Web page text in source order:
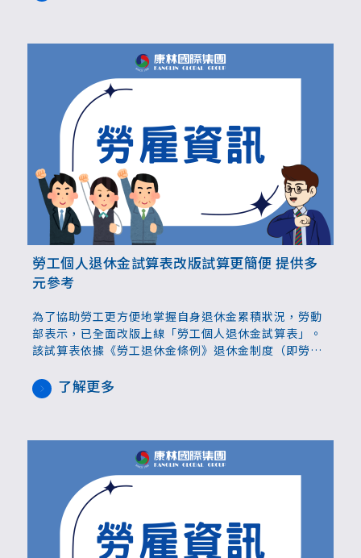
勞工個人退休金試算表改版試算更簡便 提供多
元參考
為了協助勞工更方便地掌握自身退休金累積狀況，勞動
部表示，已全面改版上線「勞工個人退休金試算表」。
該試算表依據《勞工退休金條例》退休金制度（即勞退
與自提情況等因素，快速推估未來退休金金額。
了解更多